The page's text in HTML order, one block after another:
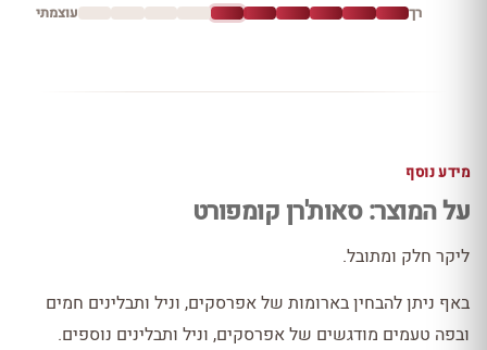
רך עוצמתי
מידע נוסף
על המוצר: סאות'רן קומפורט
ליקר חלק ומתובל.
באף ניתן להבחין בארומות של אפרסקים, וניל ותבלינים חמים
ובפה טעמים מודגשים של אפרסקים, וניל ותבלינים נוספים.